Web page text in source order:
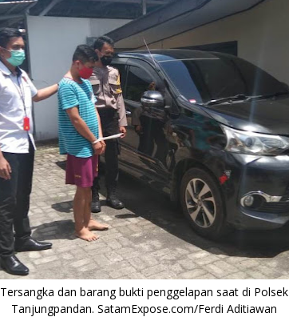
Tersangka dan barang bukti penggelapan saat di Polsek
Tanjungpandan. SatamExpose.com/Ferdi Aditiawan